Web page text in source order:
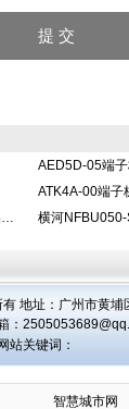
AED5D-05端
ATK4A-00端子
横河NFBU050-S1E基础模块
地址：广州市黄
：
网站关键词：
智慧城市网